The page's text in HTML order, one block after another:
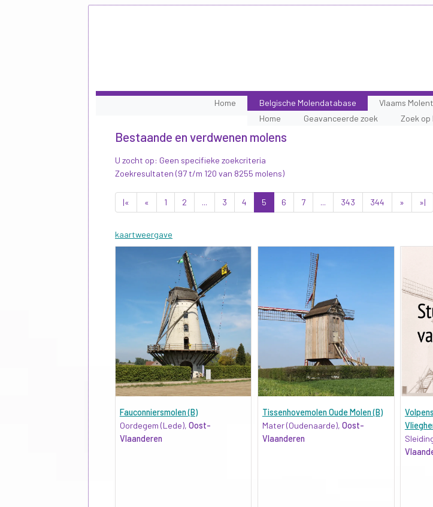
Home
Belgische Molendatabase
Home
Geavanceerde zoek Zoek
Vlaams
Bestaande en verdwenen molens
U zocht op: Geen specifieke zoekcriteria
Zoekresultaten (97 t/m 120 van 8255 molens)
|« « 1 2 ... 3 4 5 6 7 ... 343 344 »
»|
kaartweergave
Fauconniersmolen (B)
Oordegem (Lede), Oost-
Vlaanderen
Tissenhovemolen Oude Molen (B)
Mater (Oudenaarde), Oost-
Vlaanderen